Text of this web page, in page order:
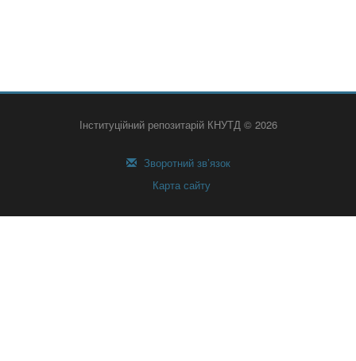
Інституційний репозитарій КНУТД © 2026
Зворотний зв’язок
Карта сайту